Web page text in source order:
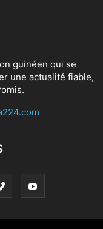
guinéen qui se
une actualité fiable,